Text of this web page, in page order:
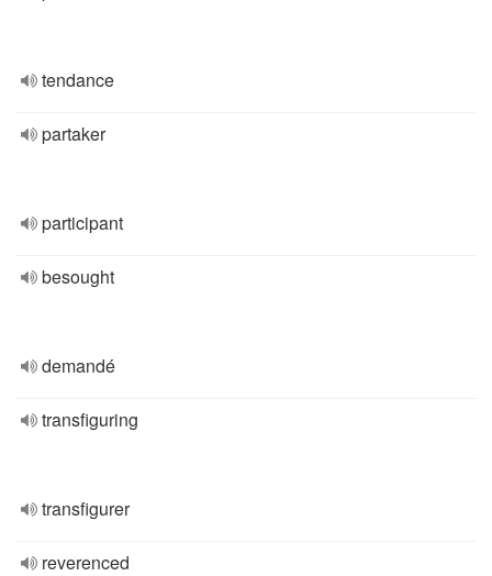
tendance
partaker
participant
besought
demandé
transfiguring
transfigurer
reverenced